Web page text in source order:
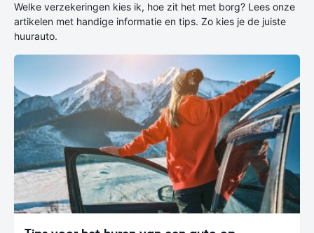
Welke verzekeringen kies ik, hoe zit het met borg? Lees onze
artikelen met handige informatie en tips. Zo kies je de juiste
huurauto.